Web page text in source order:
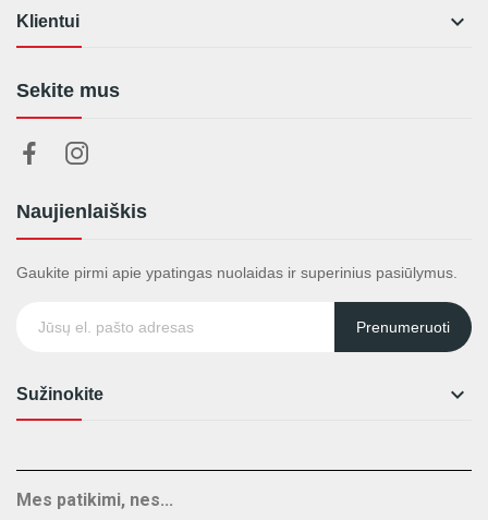
Klientui 
Sekite mus
Naujienlaiškis
Gaukite pirmi apie ypatingas nuolaidas ir superinius pasiūlymus.
Prenumeruoti
Sužinokite 
Mes patikimi, nes...